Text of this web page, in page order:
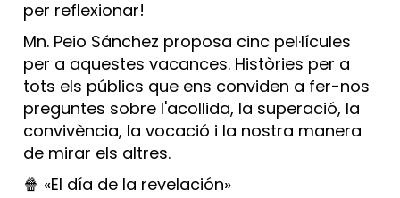
per reflexionar!
Mn. Peio Sánchez proposa cinc pel·lícules
per a aquestes vacances. Històries per a
tots els públics que ens conviden a fer-nos
preguntes sobre l'acollida, la superació, la
convivència, la vocació i la nostra manera
de mirar els altres.
🍿 «El día de la revelación»